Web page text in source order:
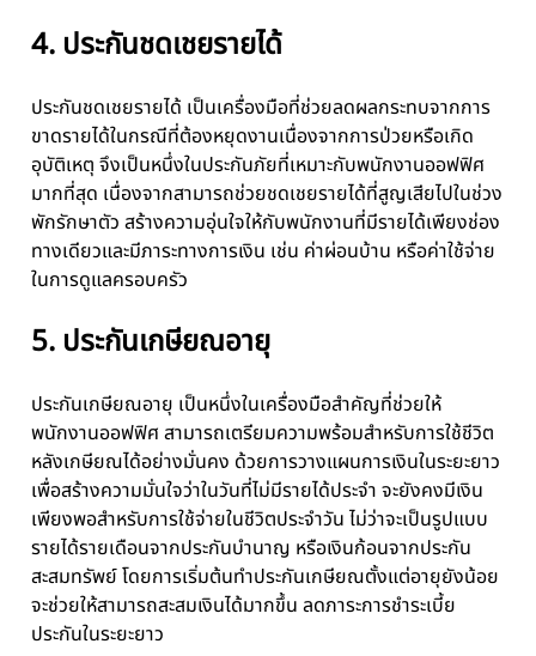
4. ประกันชดเชยรายได้
ประกันชดเชยรายได้ เป็นเครื่องมือที่ช่วยลดผลกระทบจากการ
ขาดรายได้ในกรณีที่ต้องหยุดงานเนื่องจากการป่วยหรือเกิด
อุบัติเหตุ จึงเป็นหนึ่งในประกันภัยที่เหมาะกับพนักงานออฟฟิศ
มากที่สุด เนื่องจากสามารถช่วยชดเชยรายได้ที่สูญเสียไปในช่วง
พักรักษาตัว สร้างความอุ่นใจให้กับพนักงานที่มีรายได้เพียงช่อง
ทางเดียวและมีภาระทางการเงิน เช่น ค่าผ่อนบ้าน หรือค่าใช้จ่าย
ในการดูแลครอบครัว
5. ประกันเกษียณอายุ
ประกันเกษียณอายุ เป็นหนึ่งในเครื่องมือสำคัญที่ช่วยให้
พนักงานออฟฟิศ สามารถเตรียมความพร้อมสำหรับการใช้ชีวิต
หลังเกษียณได้อย่างมั่นคง ด้วยการวางแผนการเงินในระยะยาว
เพื่อสร้างความมั่นใจว่าในวันที่ไม่มีรายได้ประจำ จะยังคงมีเงิน
เพียงพอสำหรับการใช้จ่ายในชีวิตประจำวัน ไม่ว่าจะเป็นรูปแบบ
รายได้รายเดือนจากประกันบำนาญ หรือเงินก้อนจากประกัน
สะสมทรัพย์ โดยการเริ่มต้นทำประกันเกษียณตั้งแต่อายุยังน้อย
จะช่วยให้สามารถสะสมเงินได้มากขึ้น ลดภาระการชำระเบี้ย
ประกันในระยะยาว